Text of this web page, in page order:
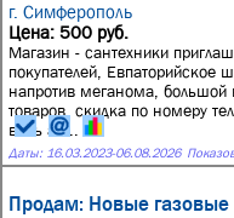
г. Симферополь
Цена: 500 руб.
Магазин - сантехники
покупателей, Евпаторийское
напротив меганома, большой
товаров, скидка по номеру
весь ас...
Даты: 16.03.2023-06.08.2026
Продам: Новые газовые